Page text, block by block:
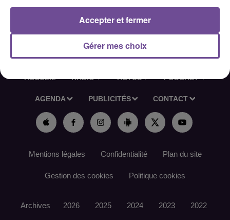
Référence de l’offre France Travail : 167QCLF
ACCUEIL RADIO ACTUS PODCAST
AGENDA PUBLICITÉS CONTACT
Mentions légales Confidentialité Plan du site
Gestion des cookies Politique cookies
Archives 2026 2025 2024 2023 2022
Gérer mes choix
Accepter et fermer